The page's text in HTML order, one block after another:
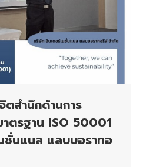
สำนึกด้านการ
ตรฐาน ISO 50001
ชั่นแนล แลบบอราทอ